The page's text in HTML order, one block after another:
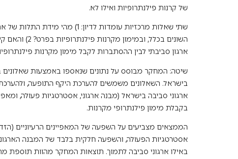
של קרנות פילנתרופיות ואילו לא.
שתי שאלות מרכזיות עומדות לדיון: 1)
השונים בכלל,
ארגון סביבתי לבין ההסתברות לקבל מימון מקרנות
בישראל. השאלונים משמשים להערכת היקף התופעה, ולהערכת
ארגוני סביבה בישראל (מבנה ארגוני, אסטרטגיות פעולה,
בקבלת מימון פילנתרופי מקרנות.
הממצאים מצביעים על השפעה של המאפיינים הרעיוניים
אסטרטגיות הפעולה, והשפעה חלקית בלבד של המבנה
באילו ארגוני סביבה לתמוך. תוצאות המחקר מהוות